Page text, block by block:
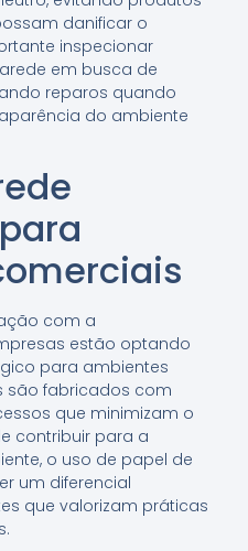
danificar o
inspecionar
em busca de
reparos quando
do ambiente
com a
estão optando
para ambientes
são fabricados com
que minimizam o
contribuir para a
o uso de papel de
um diferencial
que valorizam práticas